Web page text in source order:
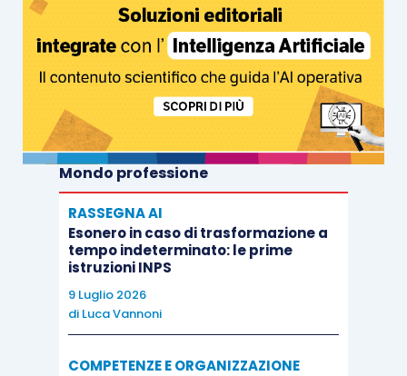
Mondo professione
RASSEGNA AI
Esonero in caso di trasformazione a
tempo indeterminato: le prime
istruzioni INPS
9 Luglio 2026
di Luca Vannoni
COMPETENZE E ORGANIZZAZIONE